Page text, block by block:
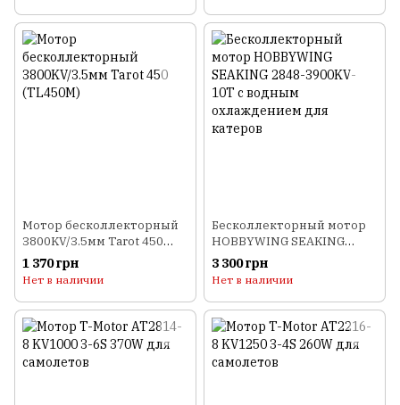
Мотор бесколлекторный
3800KV/3.5мм Tarot 450
(TL450M)
1 370 грн
Нет в наличии
Бесколлекторный мотор
HOBBYWING SEAKING
2848-3900KV-10T с водным
охлаждением для катеров
3 300 грн
Нет в наличии